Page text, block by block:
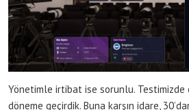
Yönetimle irtibat ise sorunlu. Testimizde
döneme geçirdik. Buna karşın idare,